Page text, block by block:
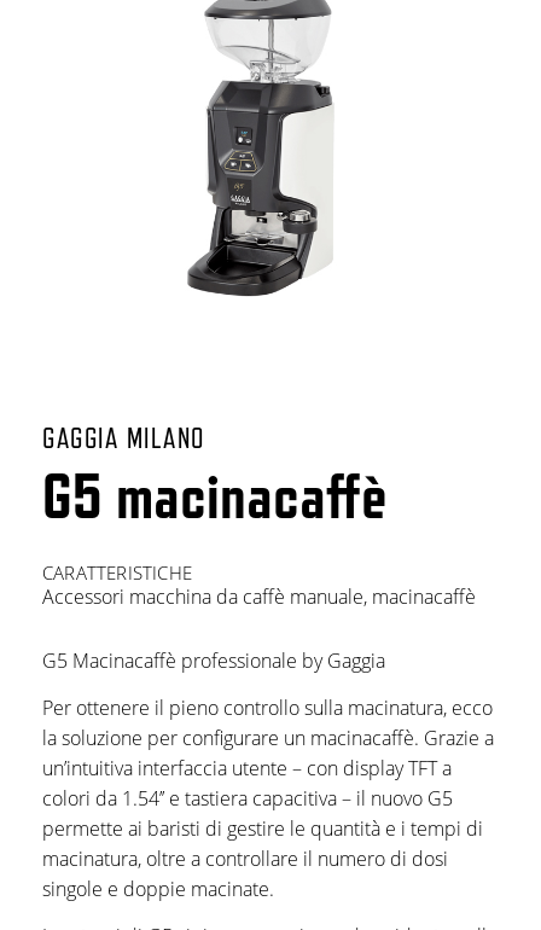
GAGGIA MILANO
G5 macinacaffè
CARATTERISTICHE
Accessori macchina da caffè manuale, macinacaffè
G5 Macinacaffè professionale by Gaggia
Per ottenere il pieno controllo sulla macinatura, ecco
la soluzione per configurare un macinacaffè. Grazie a
un’intuitiva interfaccia utente – con display TFT a
colori da 1.54’’ e tastiera capacitiva – il nuovo G5
permette ai baristi di gestire le quantità e i tempi di
macinatura, oltre a controllare il numero di dosi
singole e doppie macinate.